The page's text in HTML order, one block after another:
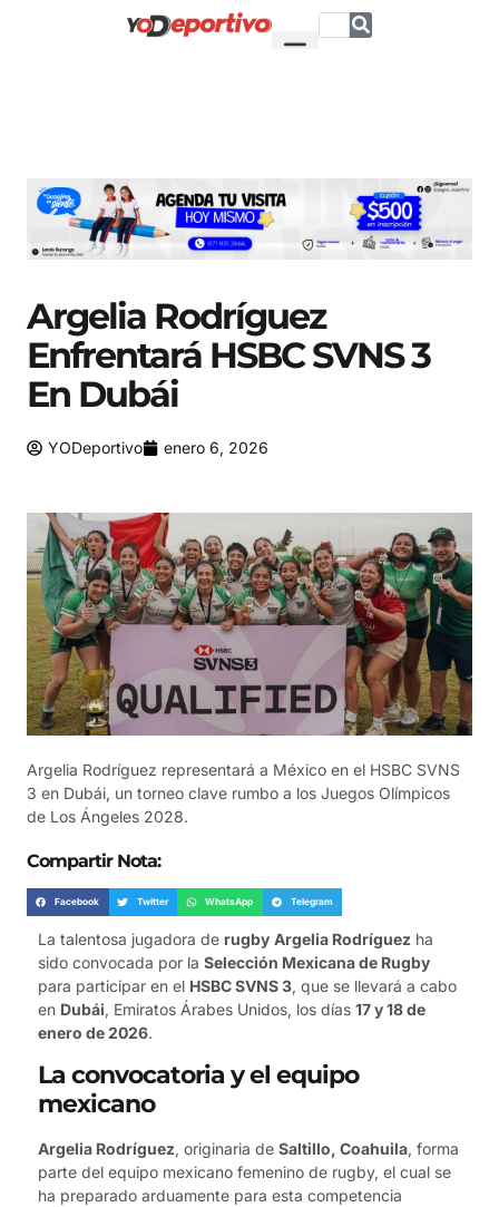
Argelia Rodríguez
Enfrentará HSBC SVNS 3
En Dubái
YODeportivo enero 6, 2026
Argelia Rodríguez representará a México en el HSBC SVNS
3 en Dubái, un torneo clave rumbo a los Juegos Olímpicos
de Los Ángeles 2028.
Compartir Nota:
Facebook Twitter WhatsApp Telegram
La talentosa jugadora de rugby Argelia Rodríguez ha
sido convocada por la Selección Mexicana de Rugby
para participar en el HSBC SVNS 3, que se llevará a cabo
en Dubái, Emiratos Árabes Unidos, los días 17 y 18 de
enero de 2026.
La convocatoria y el equipo
mexicano
Argelia Rodríguez, originaria de Saltillo, Coahuila, forma
parte del equipo mexicano femenino de rugby, el cual se
ha preparado arduamente para esta competencia